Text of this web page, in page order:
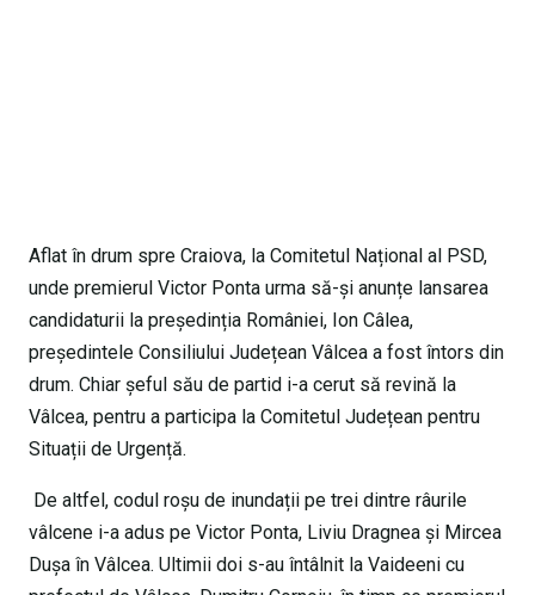
Aflat în drum spre Craiova, la Comitetul Național al PSD,
unde premierul Victor Ponta urma să-și anunțe lansarea
candidaturii la președinția României, Ion Câlea,
președintele Consiliului Județean Vâlcea a fost întors din
drum. Chiar șeful său de partid i-a cerut să revină la
Vâlcea, pentru a participa la Comitetul Județean pentru
Situații de Urgență.
De altfel, codul roșu de inundații pe trei dintre râurile
vâlcene i-a adus pe Victor Ponta, Liviu Dragnea și Mircea
Dușa în Vâlcea. Ultimii doi s-au întâlnit la Vaideeni cu